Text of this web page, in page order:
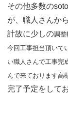
その他多数の
が、職人さんか
計故に少しの調整
今回工事担当頂いて
い職人さんで工事完
んで来ております高
完了予定をして